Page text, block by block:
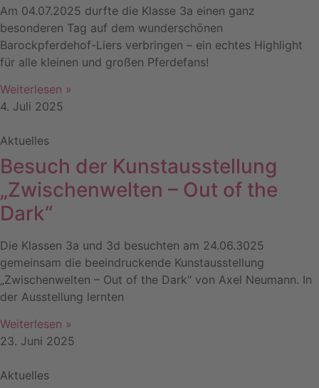
Am 04.07.2025 durfte die Klasse 3a einen ganz
besonderen Tag auf dem wunderschönen
Barockpferdehof-Liers verbringen – ein echtes Highlight
für alle kleinen und großen Pferdefans!
Weiterlesen »
4. Juli 2025
Aktuelles
Besuch der Kunstausstellung
„Zwischenwelten – Out of the
Dark“
Die Klassen 3a und 3d besuchten am 24.06.3025
gemeinsam die beeindruckende Kunstausstellung
„Zwischenwelten – Out of the Dark“ von Axel Neumann. In
der Ausstellung lernten
Weiterlesen »
23. Juni 2025
Aktuelles